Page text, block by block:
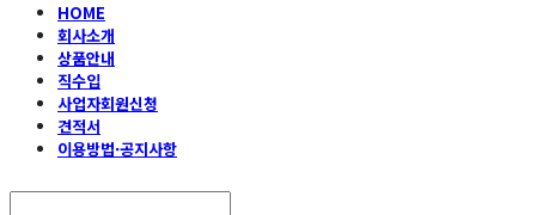
HOME
회사소개
상품안내
직수입
사업자회원신청
견적서
이용방법·공지사항